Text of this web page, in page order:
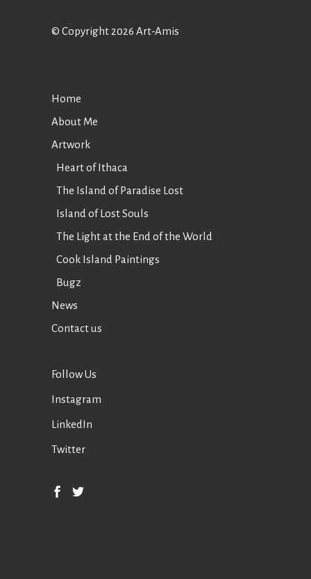
© Copyright 2026 Art-Amis
Home
About Me
Artwork
Heart of Ithaca
The Island of Paradise Lost
Island of Lost Souls
The Light at the End of the World
Cook Island Paintings
Bugz
News
Contact us
Follow Us
Instagram
LinkedIn
Twitter